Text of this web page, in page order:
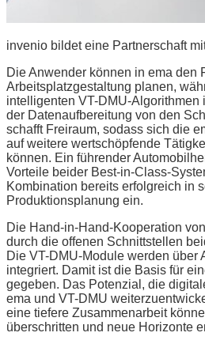
invenio bildet eine Partnerschaft
Die Anwender können in ema den
Arbeitsplatzgestaltung planen,
intelligenten VT-DMU-Algorithmen
der Datenaufbereitung von den
schafft Freiraum, sodass sich die
auf weitere wertschöpfende
können. Ein führender
Vorteile beider Best-in-Class-
Kombination bereits erfolgreich in
Produktionsplanung ein.
Die Hand-in-Hand-Kooperation
durch die offenen Schnittstellen
Die VT-DMU-Module werden über
integriert. Damit ist die Basis für
gegeben. Das Potenzial, die
ema und VT-DMU
eine tiefere Zusammenarbeit
überschritten und neue Horizonte